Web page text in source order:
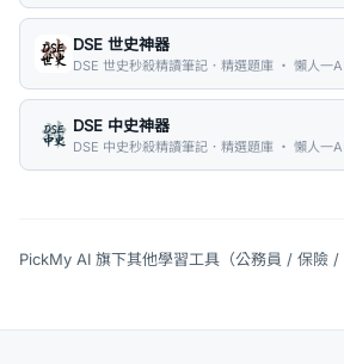
DSE 世史神器
DSE 世史秒殺精讀筆記．精選題庫 ・ 懶人一
DSE 中史神器
DSE 中史秒殺精讀筆記．精選題庫 ・ 懶人一
PickMy AI 旗下其他學習工具（公務員 / 保險 /